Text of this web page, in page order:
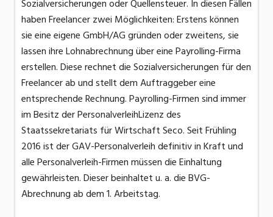
Sozialversicherungen oder Quellensteuer. In diesen Fällen
haben Freelancer zwei Möglichkeiten: Erstens können
sie eine eigene GmbH/AG gründen oder zweitens, sie
lassen ihre Lohnabrechnung über eine Payrolling-Firma
erstellen. Diese rechnet die Sozialversicherungen für den
Freelancer ab und stellt dem Auftraggeber eine
entsprechende Rechnung. Payrolling-Firmen sind immer
im Besitz der PersonalverleihLizenz des
Staatssekretariats für Wirtschaft Seco. Seit Frühling
2016 ist der GAV-Personalverleih definitiv in Kraft und
alle Personalverleih-Firmen müssen die Einhaltung
gewährleisten. Dieser beinhaltet u. a. die BVG-
Abrechnung ab dem 1. Arbeitstag.